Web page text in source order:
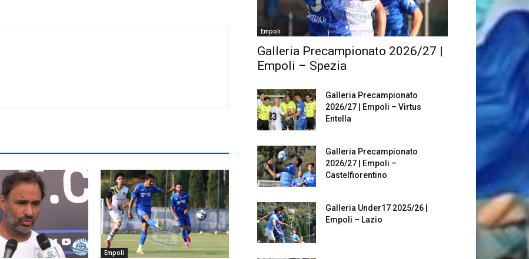
Empoli
Empoli
Galleria Precampionato 2026/27 |
Empoli – Spezia
Galleria Precampionato
2026/27 | Empoli – Virtus
Entella
Galleria Precampionato
2026/27 | Empoli –
Castelfiorentino
Galleria Under17 2025/26 |
Empoli – Lazio